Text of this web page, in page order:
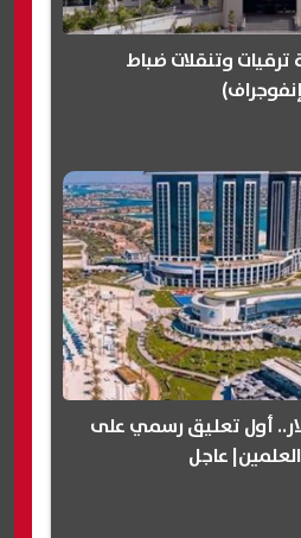
ترقيات وتنقلات ضباط
الـ 1000 دولار.. أول تعليق رسمي على
عاجل